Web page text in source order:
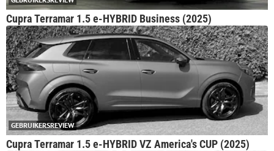
Cupra Terramar 1.5 e-HYBRID Business (2025)
GEBRUIKERSREVIEW
Cupra Terramar 1.5 e-HYBRID VZ America's CUP (2025)